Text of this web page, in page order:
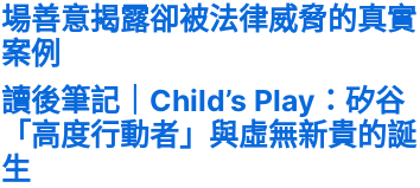
場善意揭露卻被法律威脅的真實
案例
讀後筆記｜Child’s Play：矽谷
「高度行動者」與虛無新貴的誕
生